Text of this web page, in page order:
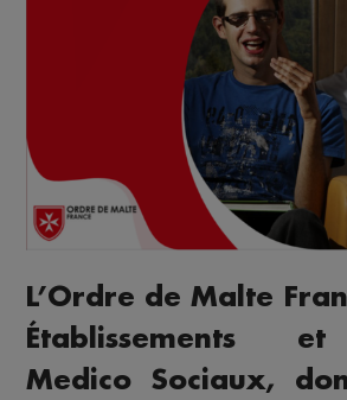
L’Ordre de Malte
Établissements
Medico Sociaux,